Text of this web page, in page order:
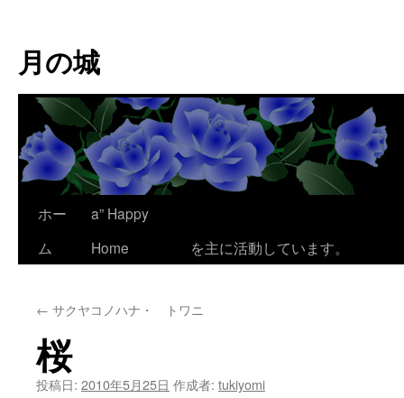
ン
キ
ッ
プ
月の城
ホー
ム
a” Happy
Home
を主に活動しています。
← サクヤコノハナ・ トワニ
桜
投稿日: 2010年5月25日 作成者: tukiyomi